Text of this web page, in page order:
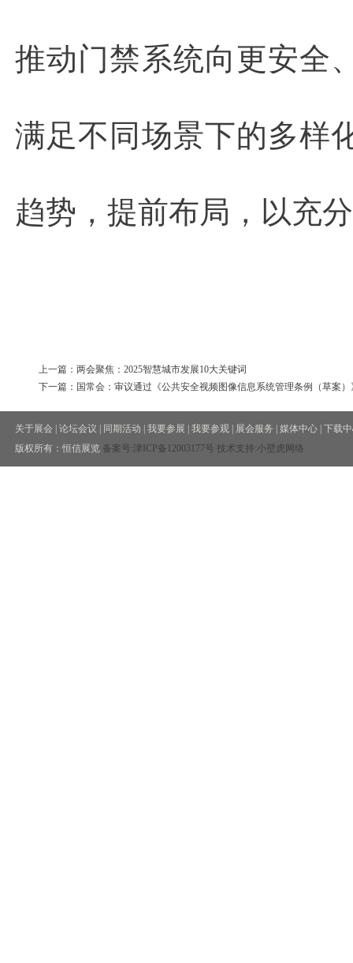
推动门禁系统向更安全
满足不同场景下的多样
趋势，提前布局，以充
上一篇：两会聚焦：2025智慧城市发展10大关键词
下一篇：国常会：审议通过《公共安全视频图像信息系统管理条例（草案）
关于展会 论坛会议 同期活动 我要参展 我要参观 展会服务 媒体中心 下载
版权所有：恒信展览 备案号:津ICP备12003177号 技术支持:小壁虎网络